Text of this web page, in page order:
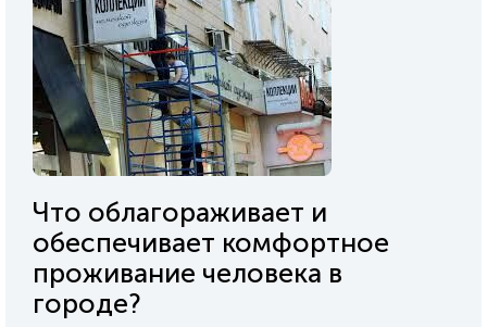
Что облагораживает и
обеспечивает комфортное
проживание человека в
городе?